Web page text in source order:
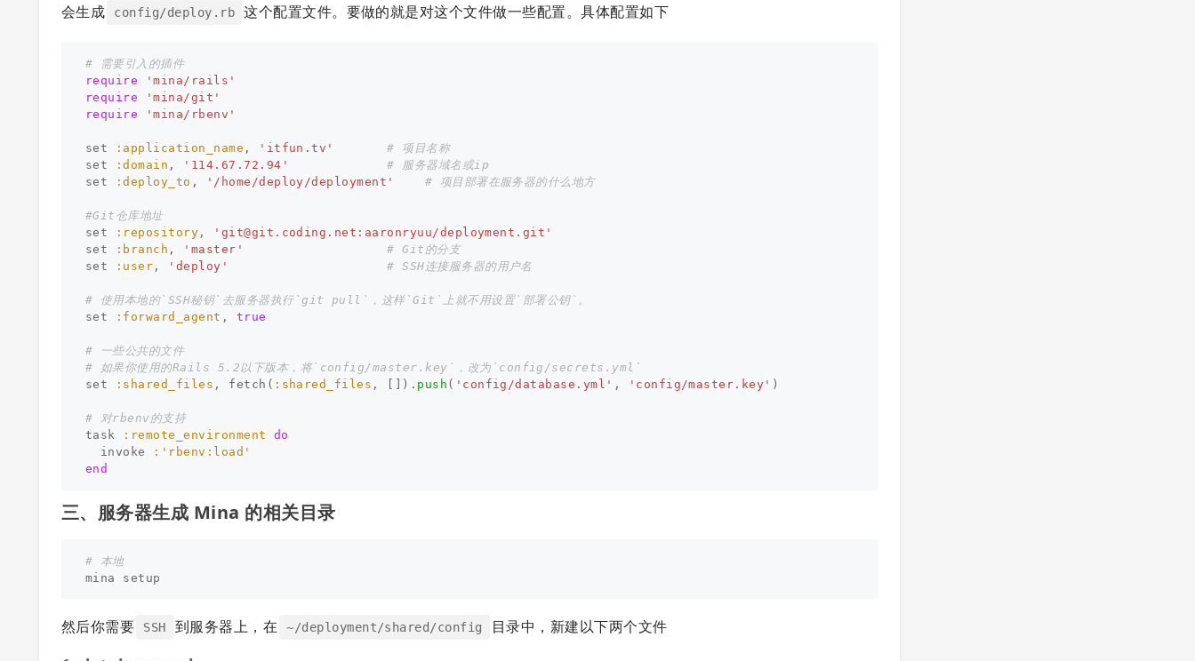
会生成 config/deploy.rb 这个配置文件。要做的就是对这个文件做一些配置。具体配置如下
# 需要引入的插件
require
'mina/rails'
require
'mina/git'
require
'mina/rbenv'
set :application_name , 'itfun.tv'
# 项目名称
set
:domain , '114.67.72.94'
# 服务器域名或ip
set
:deploy_to , '/home/deploy/deployment' # 项目部署在服务器的什么地方
#Git仓库地址
set
:repository , ' git@git.coding.net :aaronryuu/deployment.git'
set
:branch , 'master'
# Git的分支
set
:user , 'deploy' # SSH连接服务器的用户名
# 使用本地的`SSH秘钥`去服务器执行`git pull`，这样`Git`上就不用设置`部署公钥`。
set
:forward_agent , true
# 一些公共的文件
# 如果你使用的Rails 5.2以下版本，将`config/master.key`，改为`config/secrets.yml`
set
:shared_files , fetch ( :shared_files , []). push ( 'config/database.yml' , 'config/master.key' )
# 对rbenv的支持
task
:remote_environment
do
invoke
:'rbenv:load'
end
三、服务器生成 Mina 的相关目录
# 本地
然后你需要 SSH 到服务器上，在 ~/deployment/shared/config 目录中，新建以下两个文件